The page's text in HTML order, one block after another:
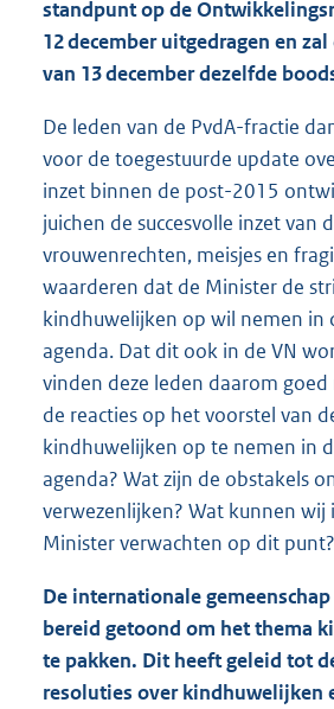
standpunt op de
12 december uitgedragen en
van 13 december dezelfde
De leden van de PvdA-fractie
voor de toegestuurde update
inzet binnen de post-2015
juichen de succesvolle inzet van
vrouwenrechten, meisjes en
waarderen dat de Minister de
kindhuwelijken op wil nemen in
agenda. Dat dit ook in de VN
vinden deze leden daarom
de reacties op het voorstel van
kindhuwelijken op te nemen in
agenda? Wat zijn de obstakels
verwezenlijken? Wat kunnen wij
Minister verwachten op dit punt?
De internationale
bereid getoond om het thema
te pakken. Dit heeft geleid tot
resoluties over kindhuwelijken